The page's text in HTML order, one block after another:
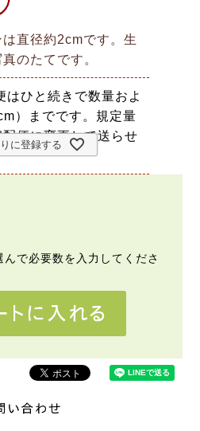
直径約2cmです。生
のたてです。
はひと続きで数量およ
）までです。規定量
便に変更して送らせ
に登録する